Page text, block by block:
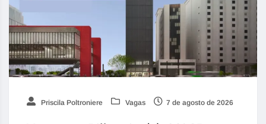
Priscila Poltroniere Vagas 7 de agosto de 2026